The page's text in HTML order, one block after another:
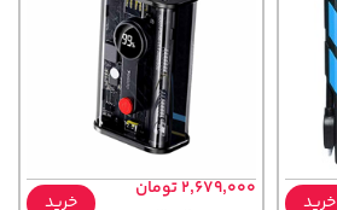
خرید
2,679,000 تومان
خرید